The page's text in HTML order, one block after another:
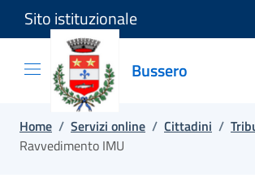
Salta e vai al contenuto
Salta e vai al footer
Sito istituzionale
Bussero
Home / Servizi online / Cittadini /
Ravvedimento IMU